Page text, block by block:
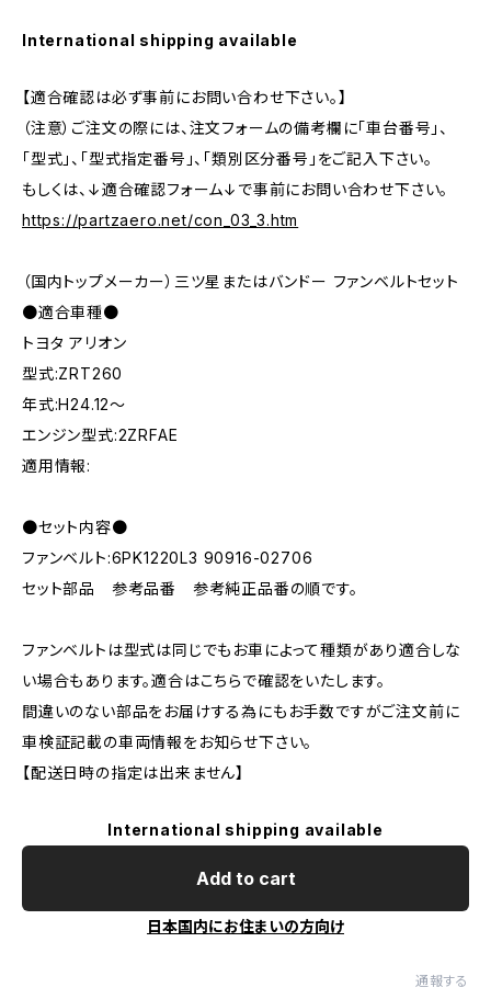
International shipping available
【適合確認は必ず事前にお問い合わせ下さい。】
（注意）ご注文の際には、注文フォームの備考欄に「車台番号」、
「型式」、「型式指定番号」、「類別区分番号」をご記入下さい。
もしくは、↓適合確認フォーム↓で事前にお問い合わせ下さい。
https://partzaero.net/con_03_3.htm
（国内トップメーカー）三ツ星またはバンドー ファンベルトセット
●適合車種●
トヨタ アリオン
型式:ZRT260
年式:H24.12～
エンジン型式:2ZRFAE
適用情報:
●セット内容●
ファンベルト:6PK1220L3 90916-02706
セット部品 参考品番 参考純正品番の順です。
ファンベルトは型式は同じでもお車によって種類があり適合しな
い場合もあります。適合はこちらで確認をいたします。
間違いのない部品をお届けする為にもお手数ですがご注文前に
車検証記載の車両情報をお知らせ下さい。
【配送日時の指定は出来ません】
International shipping available
Add to cart
日本国内にお住まいの方向け
通報する